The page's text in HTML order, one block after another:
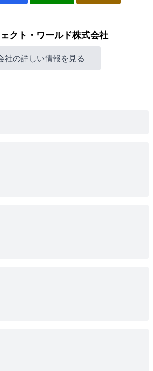
クト・ワールド株式会社
社の詳しい情報を見る